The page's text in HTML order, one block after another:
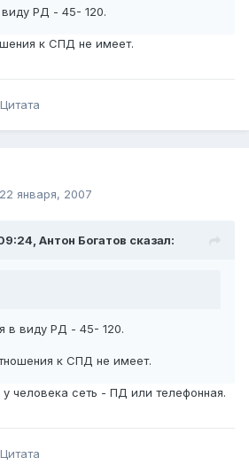
РД - 45- 120.
к СПД не имеет.
Цитата
22 января, 2007
Антон Богатов сказал:
в виду РД - 45- 120.
к СПД не имеет.
человека сеть - ПД или телефонная.
Цитата